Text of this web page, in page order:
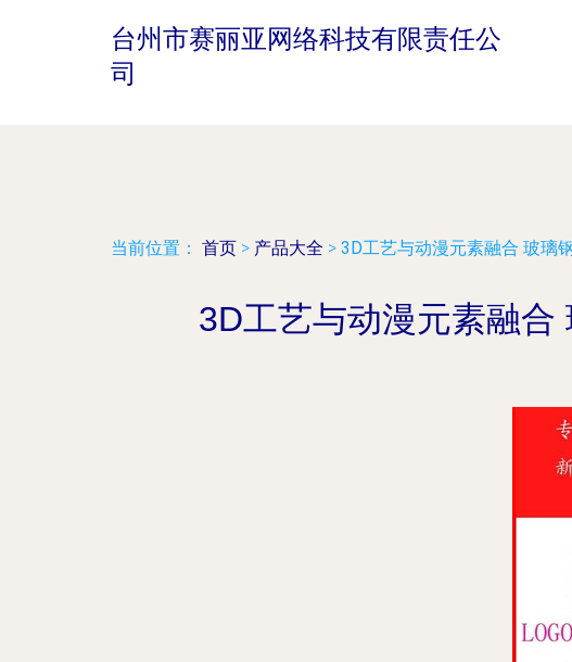
台州市赛丽亚网络科技有限责任公
司
当前位置： 首页 > 产品大全 > 3D工艺与动漫元素融合 玻璃
3D工艺与动漫元素融合